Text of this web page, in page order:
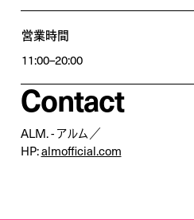
営業時間
11:00–20:00
Contact
ALM. - アルム／
HP:almofficial.com